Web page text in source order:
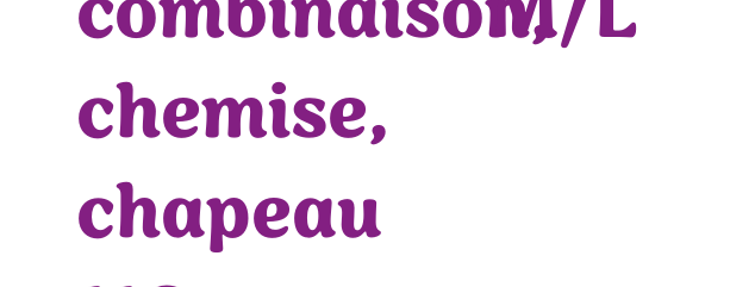
chemise,
chapeau